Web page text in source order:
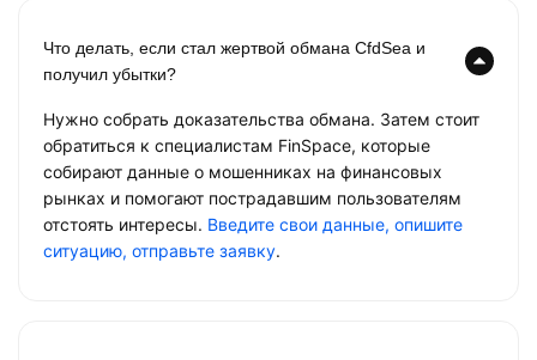
Что делать, если стал жертвой обмана CfdSea и
получил убытки?
Нужно собрать доказательства обмана. Затем стоит
обратиться к специалистам FinSpace, которые
собирают данные о мошенниках на финансовых
рынках и помогают пострадавшим пользователям
отстоять интересы. Введите свои данные, опишите
ситуацию, отправьте заявку.